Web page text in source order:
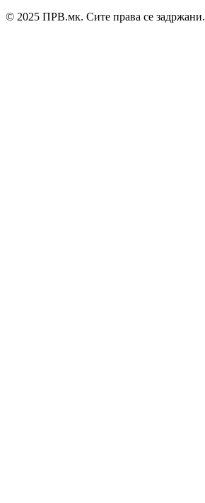
© 2025 ПРВ.мк. Сите права се задржани.